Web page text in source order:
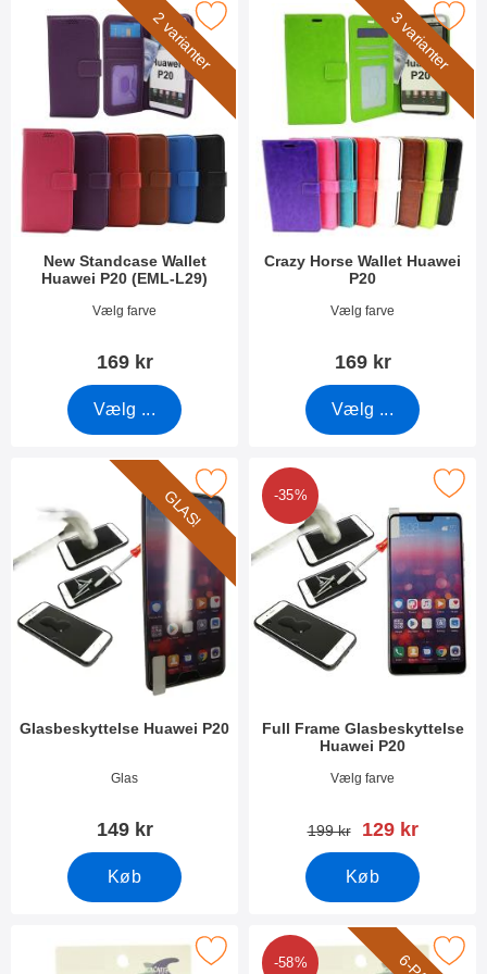
2 varianter
New Standcase Wallet
Huawei P20 (EML-L29)
Varenr 31350Vælg farve
169 kr
Vælg ...
new Standcase Wallet Huawei P20 (EML-L29) som favorit
3 varianter
Crazy Horse Wallet Huawei
P20
Varenr 26470Vælg farve
169 kr
Vælg ...
Marker crazy Horse Wallet
GLAS!
Glasbeskyttelse Huawei P20
Varenr 26461Glas
149 kr
Køb
Marker glasbeskyttelse Huawei P20 som favorit
-35%
Full Frame Glasbeskyttelse
Huawei P20
Varenr 26464Vælg farve
pris
199 kr pris
129 kr
Køb
Marker full Frame
Marker skærmbeskyttelse Huawei P20 som favorit
-58%
Marker 6-Pack Skærmbeskyttelse